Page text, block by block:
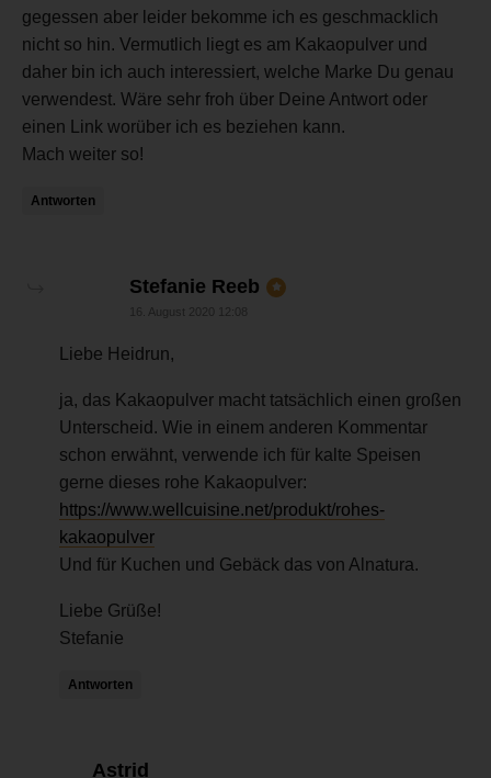
gegessen aber leider bekomme ich es geschmacklich
nicht so hin. Vermutlich liegt es am Kakaopulver und
daher bin ich auch interessiert, welche Marke Du genau
verwendest. Wäre sehr froh über Deine Antwort oder
einen Link worüber ich es beziehen kann.
Mach weiter so!
Antworten
Stefanie Reeb sagt:
16. August 2020 12:08
Liebe Heidrun,
ja, das Kakaopulver macht tatsächlich einen großen
Unterscheid. Wie in einem anderen Kommentar
schon erwähnt, verwende ich für kalte Speisen
gerne dieses rohe Kakaopulver:
https://www.wellcuisine.net/produkt/rohes-
kakaopulver
Und für Kuchen und Gebäck das von Alnatura.
Liebe Grüße!
Stefanie
Antworten
Astrid